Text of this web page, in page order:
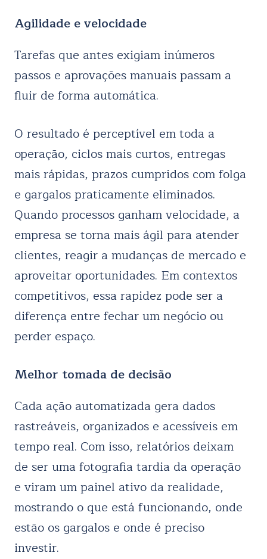
Agilidade e velocidade
Tarefas que antes exigiam inúmeros
passos e aprovações manuais passam a
fluir de forma automática.
O resultado é perceptível em toda a
operação, ciclos mais curtos, entregas
mais rápidas, prazos cumpridos com folga
e gargalos praticamente eliminados.
Quando processos ganham velocidade, a
empresa se torna mais ágil para atender
clientes, reagir a mudanças de mercado e
aproveitar oportunidades. Em contextos
competitivos, essa rapidez pode ser a
diferença entre fechar um negócio ou
perder espaço.
Melhor tomada de decisão
Cada ação automatizada gera dados
rastreáveis, organizados e acessíveis em
tempo real. Com isso, relatórios deixam
de ser uma fotografia tardia da operação
e viram um painel ativo da realidade,
mostrando o que está funcionando, onde
estão os gargalos e onde é preciso
investir.